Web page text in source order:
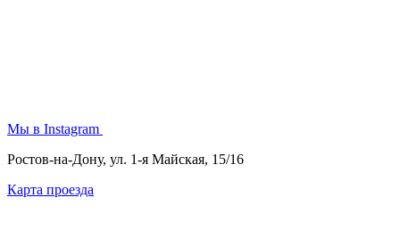
Мы в Instagram
Ростов-на-Дону, ул. 1-я Майская, 15/16
Карта проезда